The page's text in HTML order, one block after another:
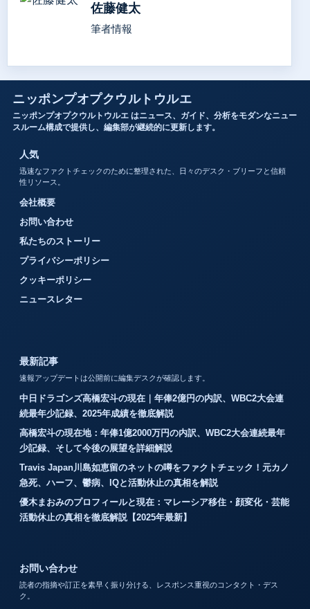
佐藤健太
筆者情報
ニッポンプオプクウルトウルエ
ニッポンプオプクウルトウルエ はニュース、ガイド、分析をモダンなニュー
スルーム構成で提供し、編集部が継続的に更新します。
人気
迅速なファクトチェックのために整理された、日々のデスク・ブリーフと信頼
性リソース。
会社概要
お問い合わせ
私たちのストーリー
プライバシーポリシー
クッキーポリシー
ニュースレター
最新記事
速報アップデートは公開前に編集デスクが確認します。
中日ドラゴンズ高橋宏斗の現在｜年俸2億円の内訳、WBC2大会連
続最年少記録、2025年成績を徹底解説
高橋宏斗の現在地：年俸1億2000万円の内訳、WBC2大会連続最年
少記録、そして今後の展望を詳細解説
Travis Japan川島如恵留のネットの噂をファクトチェック！元カノ
急死、ハーフ、鬱病、IQと活動休止の真相を解説
優木まおみのプロフィールと現在：マレーシア移住・顔変化・芸能
活動休止の真相を徹底解説【2025年最新】
お問い合わせ
読者の指摘や訂正を素早く振り分ける、レスポンス重視のコンタクト・デス
ク。